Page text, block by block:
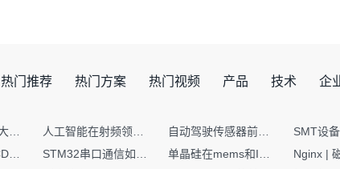
热门推荐 热门方案 热门视频 产品 技术 企